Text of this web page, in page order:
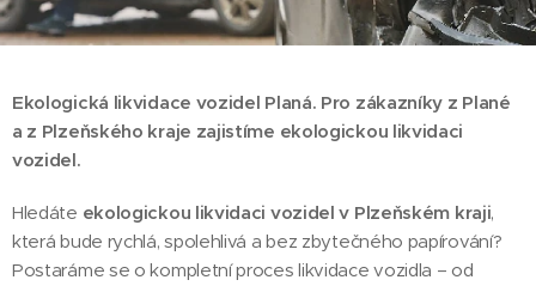
Ekologická likvidace vozidel Planá. Pro zákazníky z Plané
a z Plzeňského kraje zajistíme ekologickou likvidaci
vozidel.
Hledáte ekologickou likvidaci vozidel v Plzeňském kraji,
která bude rychlá, spolehlivá a bez zbytečného papírování?
Postaráme se o kompletní proces likvidace vozidla – od